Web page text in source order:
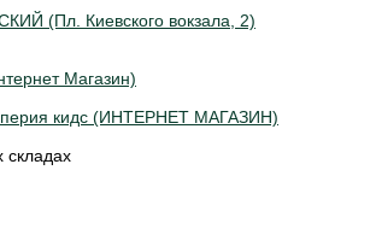
(Пл. Киевского вокзала, 2)
Магазин)
кидс (ИНТЕРНЕТ МАГАЗИН)
складах